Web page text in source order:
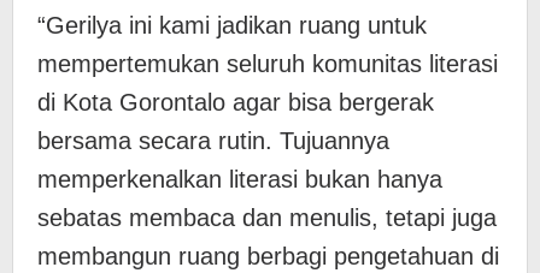
“Gerilya ini kami jadikan ruang untuk
mempertemukan seluruh komunitas literasi
di Kota Gorontalo agar bisa bergerak
bersama secara rutin. Tujuannya
memperkenalkan literasi bukan hanya
sebatas membaca dan menulis, tetapi juga
membangun ruang berbagi pengetahuan di